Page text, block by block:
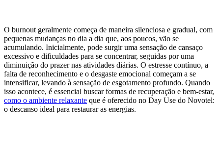
O burnout geralmente começa de maneira silenciosa e gradual, com
pequenas mudanças no dia a dia que, aos poucos, vão se
acumulando. Inicialmente, pode surgir uma sensação de cansaço
excessivo e dificuldades para se concentrar, seguidas por uma
diminuição do prazer nas atividades diárias. O estresse contínuo, a
falta de reconhecimento e o desgaste emocional começam a se
intensificar, levando à sensação de esgotamento profundo. Quando
isso acontece, é essencial buscar formas de recuperação e bem-estar,
como o ambiente relaxante que é oferecido no Day Use do Novotel:
o descanso ideal para restaurar as energias.